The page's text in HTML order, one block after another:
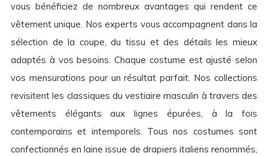
vous bénéficiez de nombreux avantages qui rendent ce
vêtement unique. Nos experts vous accompagnent dans la
sélection de la coupe, du tissu et des détails les mieux
adaptés à vos besoins. Chaque costume est ajusté selon
vos mensurations pour un résultat parfait. Nos collections
revisitent les classiques du vestiaire masculin à travers des
vêtements élégants aux lignes épurées, à la fois
contemporains et intemporels. Tous nos costumes sont
confectionnés en laine issue de drapiers italiens renommés,